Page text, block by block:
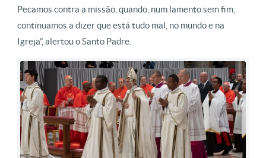
Pecamos contra a missão, quando, num lamento sem fim,
continuamos a dizer que está tudo mal, no mundo e na
Igreja”, alertou o Santo Padre.